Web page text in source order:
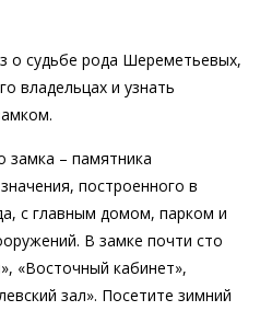
о судьбе рода Шереметьевых,
владельцах и узнать
– памятника
построенного в
с главным домом, парком и
В замке почти сто
«Восточный кабинет»,
зал». Посетите зимний